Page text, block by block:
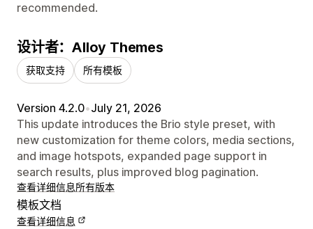
recommended.
设计者：Alloy Themes
获取支持 所有模板
Version 4.2.0•July 21, 2026
This update introduces the Brio style preset, with
new customization for theme colors, media sections,
and image hotspots, expanded page support in
search results, plus improved blog pagination.
查看详细信息所有版本
模板文档
查看详细信息